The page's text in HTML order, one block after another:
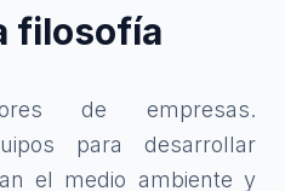
filosofía
de empresas.
para desarrollar
el medio ambiente y